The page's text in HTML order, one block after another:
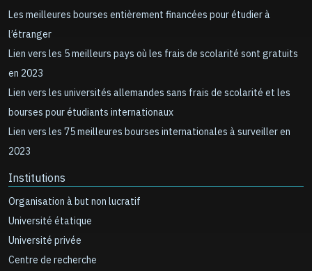
Les meilleures bourses entièrement financées pour étudier à
l’étranger
Lien vers les 5 meilleurs pays où les frais de scolarité sont gratuits
en 2023
Lien vers les universités allemandes sans frais de scolarité et les
bourses pour étudiants internationaux
Lien vers les 75 meilleures bourses internationales à surveiller en
2023
Institutions
Organisation à but non lucratif
Université étatique
Université privée
Centre de recherche